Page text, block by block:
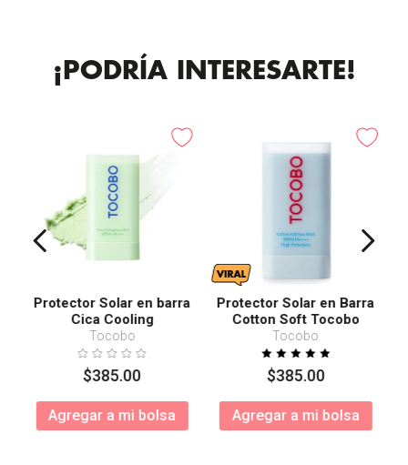
¡PODRÍA INTERESARTE!
Protector Solar en barra
Cica Cooling
Tocobo
$385.00
Agregar a mi bolsa
Protector Solar en Barra
Cotton Soft Tocobo
SPF50+ PA++++
Tocobo
$385.00
Agregar a mi bolsa